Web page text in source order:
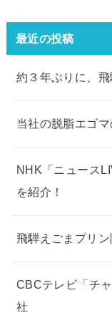
最近の投稿
約３年ぶりに、
当社の脱脂エゴ
NHK「ニュース
を紹介！
飛騨えごまプリ
CBCテレビ「チ
社